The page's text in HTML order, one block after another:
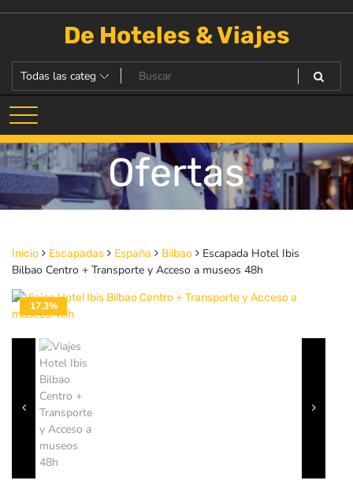
De Hoteles & Viajes
Ofertas
Inicio Escapadas España Bilbao
Escapada Hotel Ibis
Bilbao Centro + Transporte y Acceso a museos 48h
17.3%